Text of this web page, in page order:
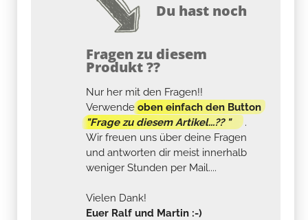
Du hast noch
Fragen zu diesem
Produkt ??
Nur her mit den Fragen!!
Verwendeoben einfach den Button
"Frage zu diesem Artikel...?? "
.
Wir freuen uns über deine Fragen
und antworten dir meist innerhalb
weniger Stunden per Mail....
Vielen Dank!
Euer Ralf und Martin :-)